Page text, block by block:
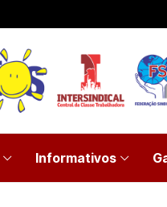
Informativos